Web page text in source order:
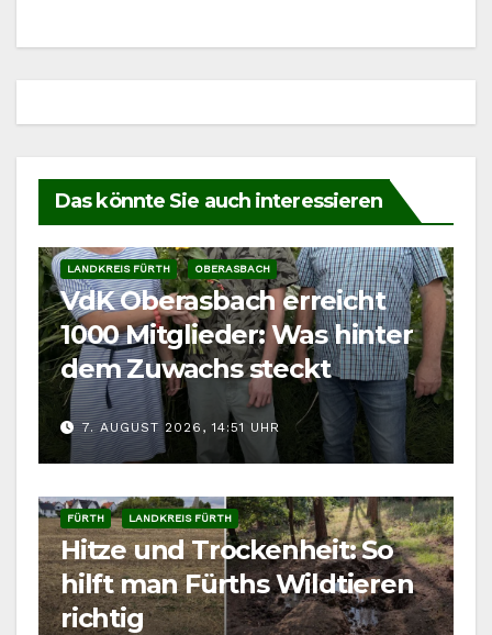
Das könnte Sie auch interessieren
LANDKREIS FÜRTH OBERASBACH
VdK Oberasbach erreicht
1000 Mitglieder: Was hinter
dem Zuwachs steckt
7. AUGUST 2026, 14:51 UHR
FÜRTH LANDKREIS FÜRTH
Hitze und Trockenheit: So
hilft man Fürths Wildtieren
richtig